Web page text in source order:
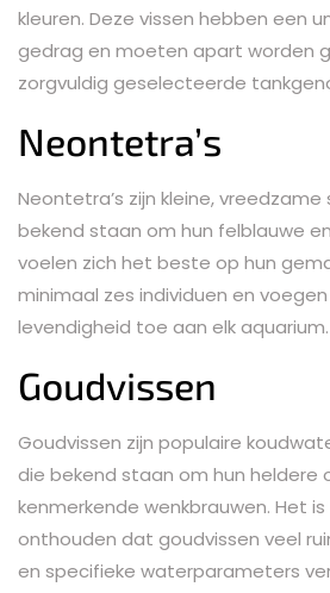
kleuren. Deze vissen hebben een
gedrag en moeten apart worden
zorgvuldig geselecteerde
Neontetra’s
Neontetra’s zijn kleine, vreedzame
bekend staan ​​om hun felblauwe
voelen zich het beste op hun
minimaal zes individuen en
levendigheid toe aan elk aquarium.
Goudvissen
Goudvissen zijn populaire
die bekend staan ​​om hun heldere
kenmerkende wenkbrauwen. Het
onthouden dat goudvissen veel
en specifieke waterparameters